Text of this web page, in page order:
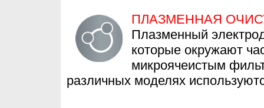
ПЛАЗМЕННАЯ
Плазменный
которые окружают
микроячеистым
различных моделях